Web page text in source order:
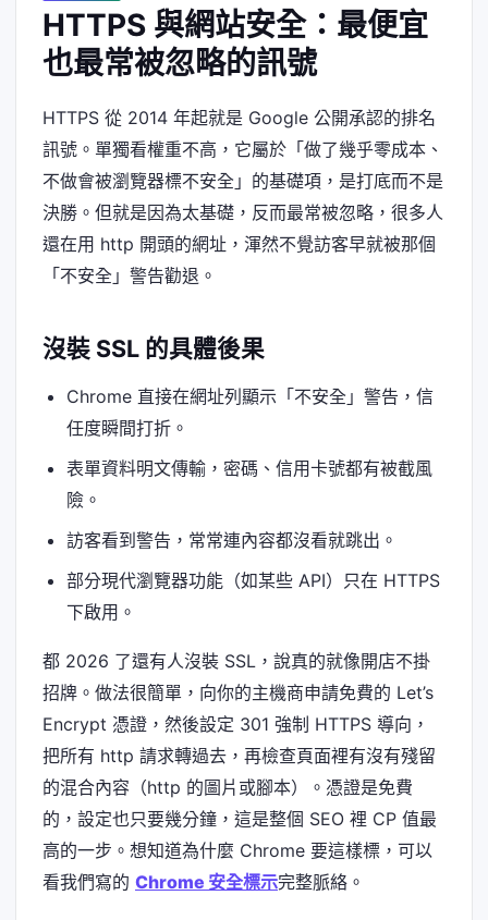
HTTPS 與網站安全：最便宜
也最常被忽略的訊號
HTTPS 從 2014 年起就是 Google 公開承認的排名
訊號。單獨看權重不高，它屬於「做了幾乎零成本、
不做會被瀏覽器標不安全」的基礎項，是打底而不是
決勝。但就是因為太基礎，反而最常被忽略，很多人
還在用 http 開頭的網址，渾然不覺訪客早就被那個
「不安全」警告勸退。
沒裝 SSL 的具體後果
Chrome 直接在網址列顯示「不安全」警告，信
任度瞬間打折。
表單資料明文傳輸，密碼、信用卡號都有被截風
險。
訪客看到警告，常常連內容都沒看就跳出。
部分現代瀏覽器功能（如某些 API）只在 HTTPS
下啟用。
都 2026 了還有人沒裝 SSL，說真的就像開店不掛
招牌。做法很簡單，向你的主機商申請免費的 Let’s
Encrypt 憑證，然後設定 301 強制 HTTPS 導向，
把所有 http 請求轉過去，再檢查頁面裡有沒有殘留
的混合內容（http 的圖片或腳本）。憑證是免費
的，設定也只要幾分鐘，這是整個 SEO 裡 CP 值最
高的一步。想知道為什麼 Chrome 要這樣標，可以
看我們寫的 Chrome 安全標示完整脈絡。